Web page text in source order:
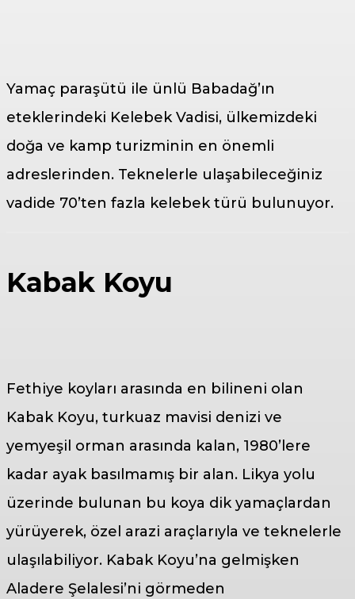
Yamaç paraşütü ile ünlü Babadağ’ın
eteklerindeki Kelebek Vadisi, ülkemizdeki
doğa ve kamp turizminin en önemli
adreslerinden. Teknelerle ulaşabileceğiniz
vadide 70’ten fazla kelebek türü bulunuyor.
Kabak Koyu
Fethiye koyları arasında en bilineni olan
Kabak Koyu, turkuaz mavisi denizi ve
yemyeşil orman arasında kalan, 1980’lere
kadar ayak basılmamış bir alan. Likya yolu
üzerinde bulunan bu koya dik yamaçlardan
yürüyerek, özel arazi araçlarıyla ve teknelerle
ulaşılabiliyor. Kabak Koyu’na gelmişken
Aladere Şelalesi’ni görmeden